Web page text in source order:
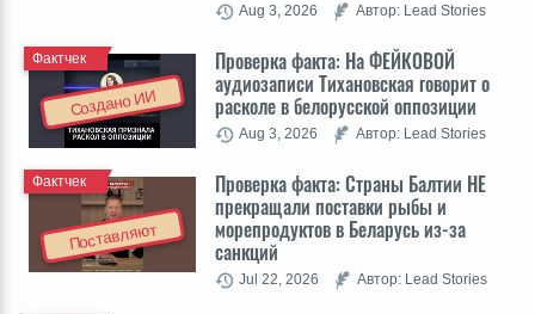
Aug 3, 2026 Автор: Lead Stories
Создано ИИ
Проверка факта: На ФЕЙКОВОЙ
аудиозаписи Тихановская говорит о
расколе в белорусской оппозиции
Фактчек
Aug 3, 2026 Автор: Lead Stories
Поставляют
Проверка факта: Cтраны Балтии НЕ
прекращали поставки рыбы и
морепродуктов в Беларусь из-за
санкций
Фактчек
Jul 22, 2026 Автор: Lead Stories